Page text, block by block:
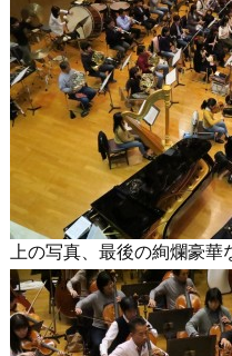
上の写真、最後の絢爛豪